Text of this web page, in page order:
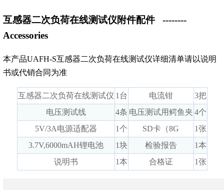
互感器二次负荷在线测试仪附件配件 --------
Accessories
本产品UAFH-S互感器二次负荷在线测试仪详细清单请以说明
书或代销合同为准
互感器二次负荷在线测试仪 1台 电流钳
3把
电压测试线
4条 电压测试用鳄鱼夹 4个
5V/3A电源适配器
1个 SD卡（8G
1张
3.7V,6000mAH锂电池
1块 检验报告
1本
说明书
1本 合格证 1张